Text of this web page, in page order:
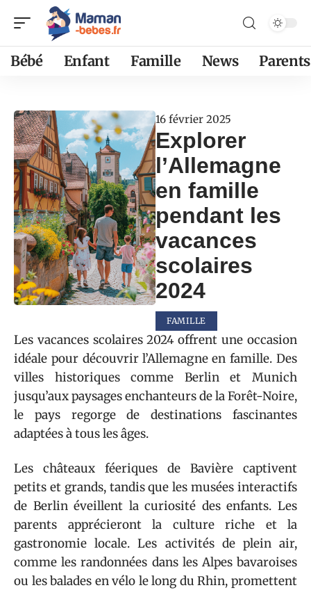
Bébé Enfant Famille News Parents
16 février 2025
Explorer
l’Allemagne
en famille
pendant les
vacances
scolaires
2024
FAMILLE
Les vacances scolaires 2024 offrent une occasion
idéale pour découvrir l’Allemagne en famille. Des
villes historiques comme Berlin et Munich
jusqu’aux paysages enchanteurs de la Forêt-Noire,
le pays regorge de destinations fascinantes
adaptées à tous les âges.
Les châteaux féeriques de Bavière captivent
petits et grands, tandis que les musées interactifs
de Berlin éveillent la curiosité des enfants. Les
parents apprécieront la culture riche et la
gastronomie locale. Les activités de plein air,
comme les randonnées dans les Alpes bavaroises
ou les balades en vélo le long du Rhin, promettent